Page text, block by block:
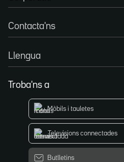
Contacta'ns
Llengua
Troba'ns a
Mòbils i tauletes
Televisions connectades
Butlletins